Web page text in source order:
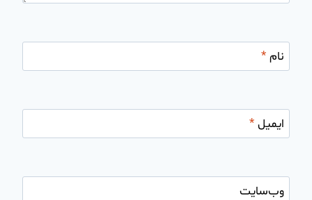
نام*
ایمیل*
وب‌سایت